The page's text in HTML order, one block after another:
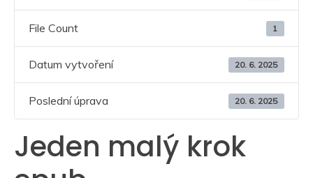
File Count 1
Datum vytvoření 20. 6. 2025
Poslední úprava 20. 6. 2025
Jeden malý krok